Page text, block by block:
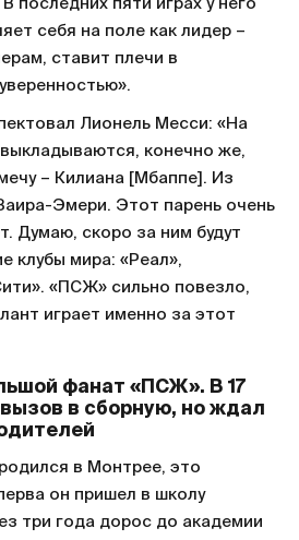
последних пяти играх у него
себя на поле как лидер –
ставит плечи в
Лионель Месси: «На
конечно же,
– Килиана [Мбаппе]. Из
Эмери. Этот парень очень
Думаю, скоро за ним будут
клубы мира: «Реал»,
«ПСЖ» сильно повезло,
играет именно за этот
фанат «ПСЖ». В 17
в сборную, но ждал
в Монтрее, это
он пришел в школу
три года дорос до академии